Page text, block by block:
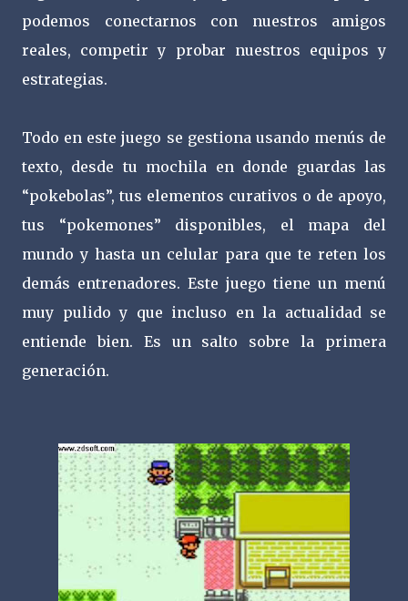
podemos conectarnos con nuestros amigos
reales, competir y probar nuestros equipos y
estrategias.
Todo en este juego se gestiona usando menús de
texto, desde tu mochila en donde guardas las
“pokebolas”, tus elementos curativos o de apoyo,
tus “pokemones” disponibles, el mapa del
mundo y hasta un celular para que te reten los
demás entrenadores. Este juego tiene un menú
muy pulido y que incluso en la actualidad se
entiende bien. Es un salto sobre la primera
generación.